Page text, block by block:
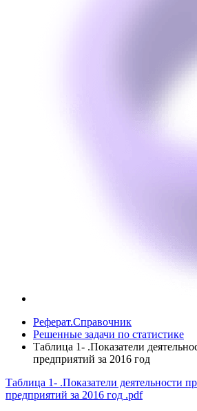
Реферат.Справочник
Решенные задачи по статистике
Таблица 1- .Показатели
предприятий за 2016 год
Таблица 1- .Показатели деятельности
предприятий за 2016 год .pdf